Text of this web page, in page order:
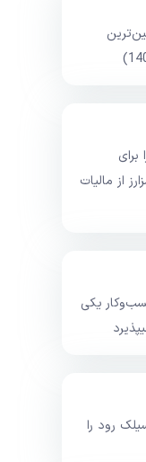
برای
از مالیات
یکی
رود را